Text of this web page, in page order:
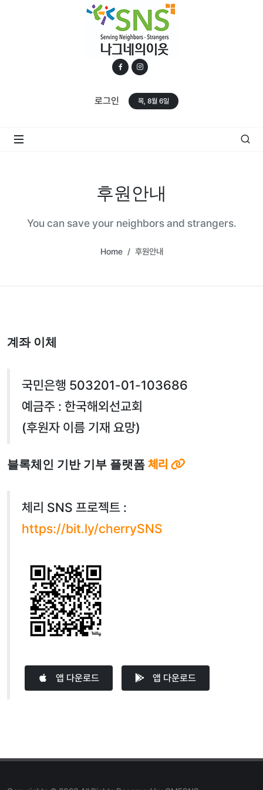
로그인 목, 8월 6일
후원안내
You can save your neighbors and strangers.
Home 후원안내
계좌 이체
국민은행 503201-01-103686
예금주 : 한국해외선교회
(후원자 이름 기재 요망)
블록체인 기반 기부 플랫폼 체리
체리 SNS 프로젝트 :
https://bit.ly/cherrySNS
앱 다운로드 앱 다운로드